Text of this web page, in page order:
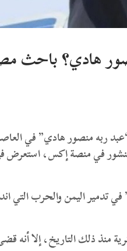
هادي؟ باحث
ربه منصور هادي” في
في منصة إكس، استعرض